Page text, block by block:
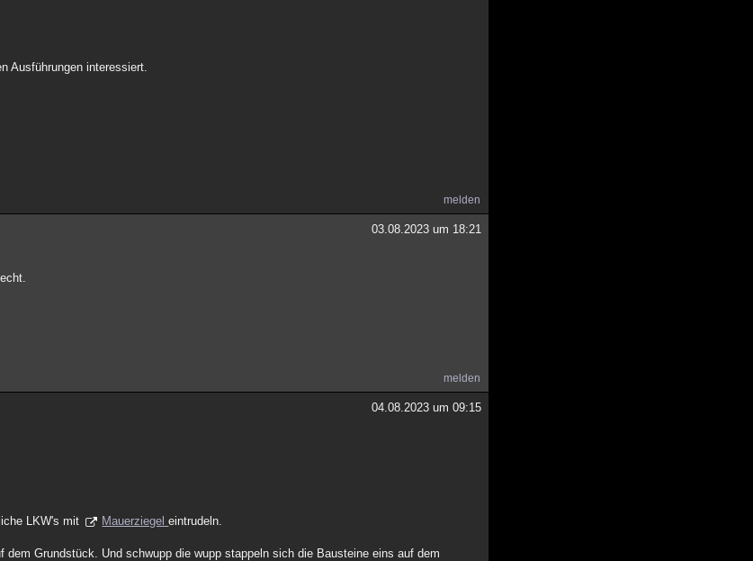
Ausführungen interessiert.
melden
03.08.2023 um 18:21
melden
04.08.2023 um 09:15
LKW's mit
Mauerziegeleintrudeln.
dem Grundstück. Und schwupp die wupp stappeln sich die Bausteine eins auf dem